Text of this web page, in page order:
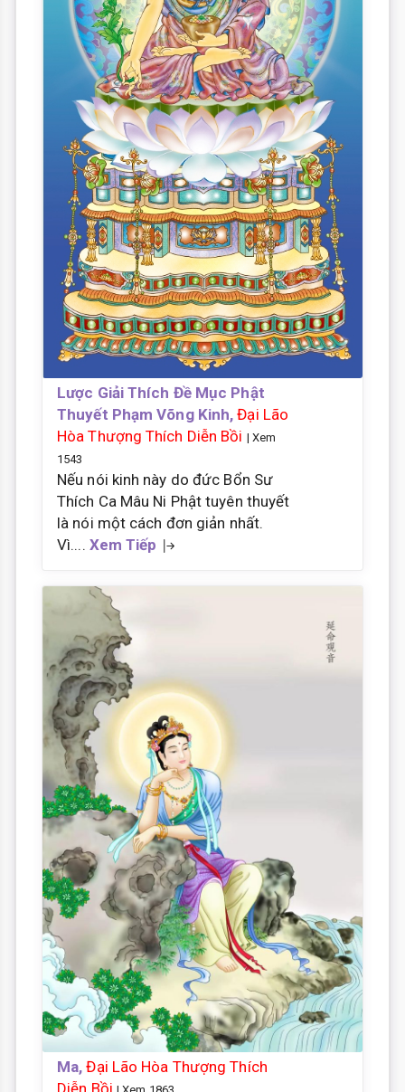
Lược Giải Thích Đề Mục Phật
Thuyết Phạm Võng Kinh,Đại Lão
Hòa Thượng Thích Diễn Bồi | Xem
1543
Nếu nói kinh này do đức Bổn Sư
Thích Ca Mâu Ni Phật tuyên thuyết
là nói một cách đơn giản nhất.
Vì.... Xem Tiếp
Ma,Đại Lão Hòa Thượng Thích